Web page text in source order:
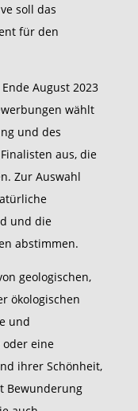
soll das
für den
August 2023
wählt
und des
aus, die
Zur Auswahl
und die
abstimmen.
geologischen,
ökologischen
und
eine
ihrer Schönheit,
Bewunderung